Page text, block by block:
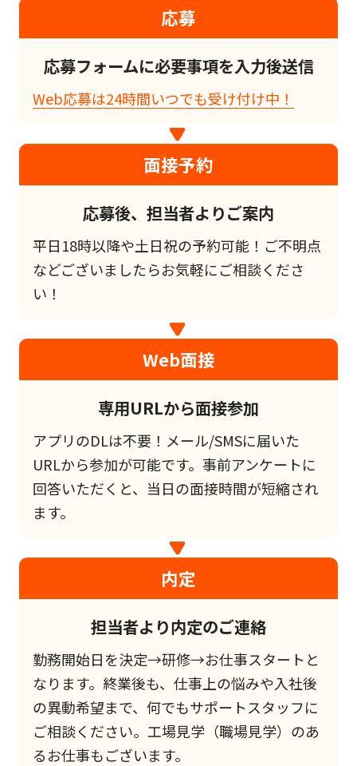
応募
応募フォームに必要事項を入力後送信
Web応募は24時間いつでも受け付け中！
面接予約
応募後、担当者よりご案内
平日18時以降や土日祝の予約可能！ご不明点
などございましたらお気軽にご相談くださ
い！
Web面接
専用URLから面接参加
アプリのDLは不要！メール/SMSに届いた
URLから参加が可能です。事前アンケートに
回答いただくと、当日の面接時間が短縮され
ます。
内定
担当者より内定のご連絡
勤務開始日を決定→研修→お仕事スタートと
なります。終業後も、仕事上の悩みや入社後
の異動希望まで、何でもサポートスタッフに
ご相談ください。工場見学（職場見学）のあ
るお仕事もございます。